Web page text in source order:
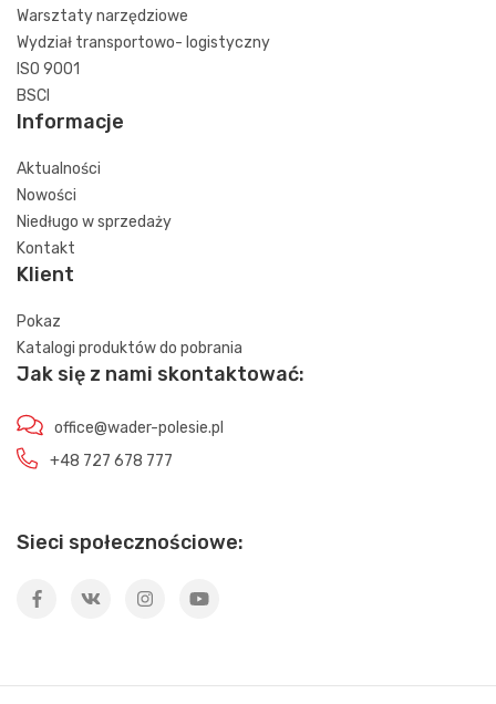
Warsztaty narzędziowe
Wydział transportowo- logistyczny
ISO 9001
BSCI
Informacje
Aktualności
Nowości
Niedługo w sprzedaży
Kontakt
Klient
Pokaz
Katalogi produktów do pobrania
Jak się z nami skontaktować:
office@wader-polesie.pl
+48 727 678 777
Sieci społecznościowe: